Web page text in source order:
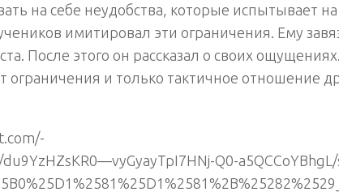
на себе неудобства, которые испытывает на
имитировал эти ограничения. Ему
После этого он рассказал о своих
ограничения и только тактичное отношение
Q0-